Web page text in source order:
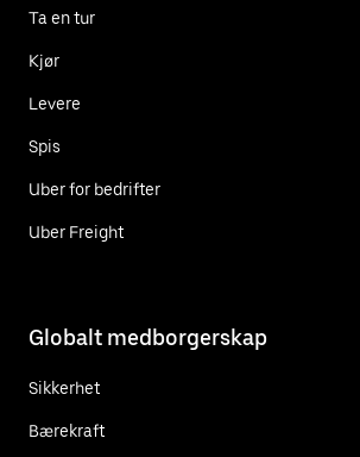
Ta en tur
Kjør
Levere
Spis
Uber for bedrifter
Uber Freight
Globalt medborgerskap
Sikkerhet
Bærekraft